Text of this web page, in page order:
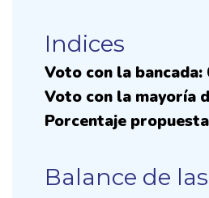
Indices
Voto con la bancada:
Voto con la mayoría
Porcentaje
Balance de